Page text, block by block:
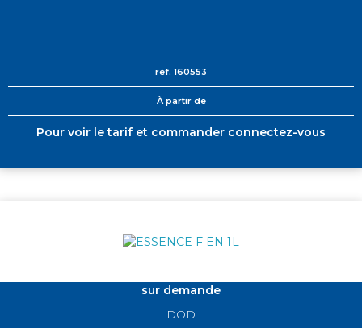
réf. 160553
À partir de
Pour voir le tarif et commander connectez-vous
sur demande
DOD